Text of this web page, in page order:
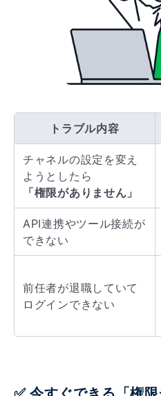
トラブル内容
チャネルの設定を変え
ようとしたら
「権限がありません」
API連携やツール接続が
できない
前任者が退職していて
ログインできない